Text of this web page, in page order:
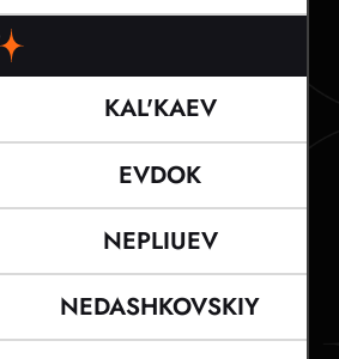
KAL'KAEV
EVDOK
NEPLIUEV
NEDASHKOVSKIY